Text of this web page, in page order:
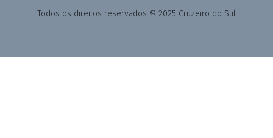
Todos os direitos reservados © 2025 Cruzeiro do Sul